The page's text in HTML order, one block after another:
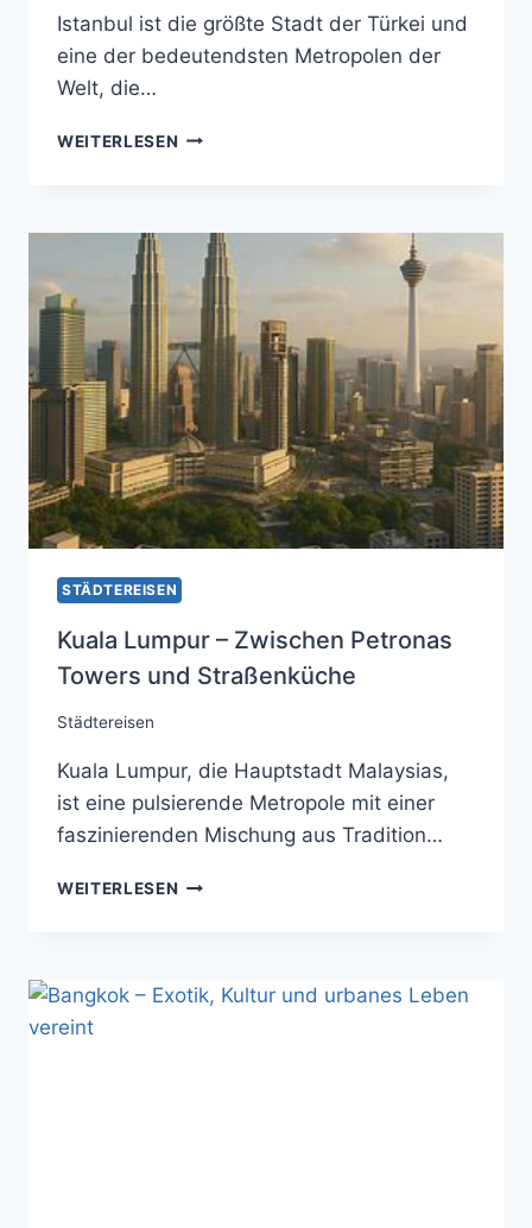
Istanbul ist die größte Stadt der Türkei und
eine der bedeutendsten Metropolen der
Welt, die…
WEITERLESEN ISTANBUL
AUF
ASIEN
STÄDTEREISEN
Kuala Lumpur – Zwischen Petronas
Towers und Straßenküche
Städtereisen
Kuala Lumpur, die Hauptstadt Malaysias,
ist eine pulsierende Metropole mit einer
faszinierenden Mischung aus Tradition…
WEITERLESEN KUALA
TOWERS